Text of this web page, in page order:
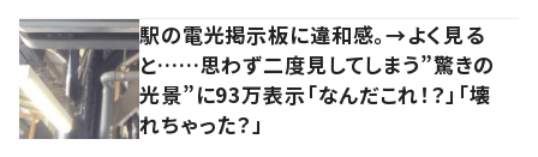
駅の電光掲示板に違和感。→よく見る
と……思わず二度見してしまう”驚きの
光景”に93万表示「なんだこれ！？」「壊
れちゃった？」